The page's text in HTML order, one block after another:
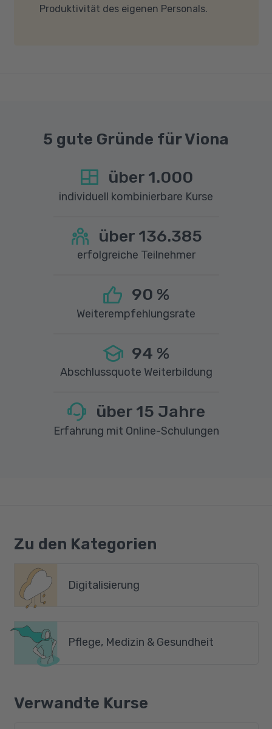
dass für eine reibungslose Übertragung eine
Produktivität des eigenen Personals.
5 gute Gründe für Viona
über 1.000
individuell kombinierbare Kurse
über 136.385
erfolgreiche Teilnehmer
90 %
Weiterempfehlungsrate
94 %
Abschlussquote Weiterbildung
über 15 Jahre
Erfahrung mit Online-Schulungen
Zu den Kategorien
Digitalisierung
Pflege, Medizin & Gesundheit
Verwandte Kurse